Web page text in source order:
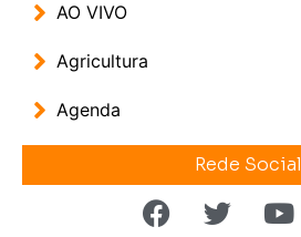
AO VIVO
Agricultura
Agenda
Rede Social